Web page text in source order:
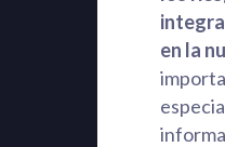
en la